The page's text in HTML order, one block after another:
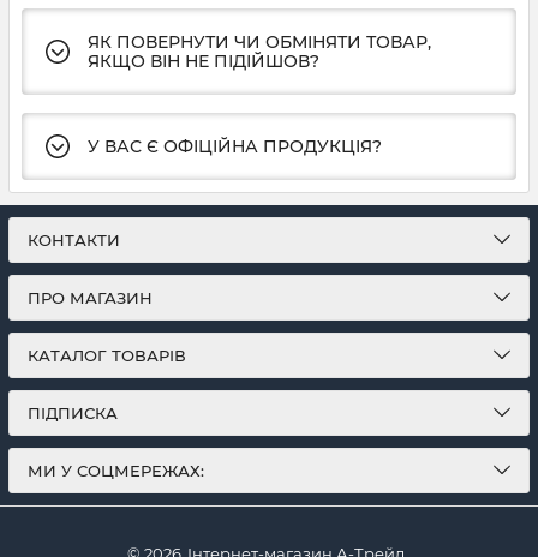
ЯК ПОВЕРНУТИ ЧИ ОБМІНЯТИ ТОВАР,
ЯКЩО ВІН НЕ ПІДІЙШОВ?
У ВАС Є ОФІЦІЙНА ПРОДУКЦІЯ?
КОНТАКТИ
ПРО МАГАЗИН
КАТАЛОГ ТОВАРІВ
ПІДПИСКА
МИ У СОЦМЕРЕЖАХ: